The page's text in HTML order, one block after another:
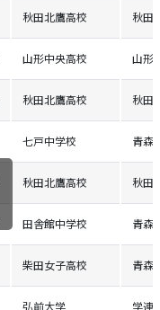
秋田北鷹高校 秋田
山形中央高校 山形
秋田北鷹高校 秋田
七戸中学校 青森
秋田北鷹高校 秋田
田舎館中学校 青森
柴田女子高校 青森
弘前大学 学連